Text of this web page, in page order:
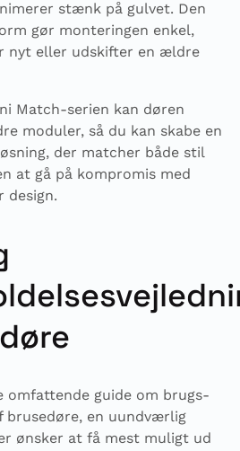
stænk på gulvet. Den
gør monteringen enkel,
nyt eller udskifter en ældre
Match-serien kan døren
moduler, så du kan skabe en
der matcher både stil
at gå på kompromis med
design.
omfattende guide om brugs-
brusedøre, en uundværlig
ønsker at få mest muligt ud